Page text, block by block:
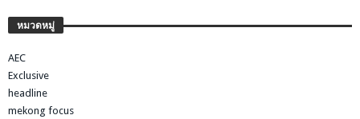
หมวดหมู่
AEC
Exclusive
headline
mekong focus